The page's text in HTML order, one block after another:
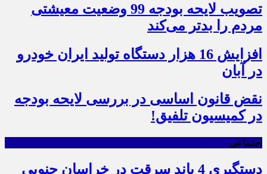
تصویب لایحه بودجه 99 وضعیت معیشتی
مردم را بدتر می‌کند
افزایش 16 هزار دستگاه تولید ایران خودرو
در آبان
نقض قانون اساسی در بررسی لایحه بودجه
در کمیسیون تلفیق!
اجتماعی
دستگیری 4 باند سرقت در خراسان جنوبی